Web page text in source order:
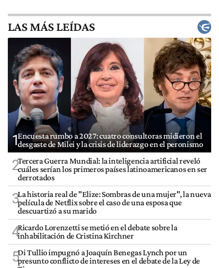
LAS MÁS LEÍDAS
1Encuesta rumbo a 2027: cuatro consultoras midieron el
desgaste de Milei y la crisis de liderazgo en el peronismo
2Tercera Guerra Mundial: la inteligencia artificial reveló
cuáles serían los primeros países latinoamericanos en ser
derrotados
3La historia real de "Elize: Sombras de una mujer", la nueva
película de Netflix sobre el caso de una esposa que
descuartizó a su marido
4Ricardo Lorenzetti se metió en el debate sobre la
inhabilitación de Cristina Kirchner
5Di Tullio impugnó a Joaquín Benegas Lynch por un
presunto conflicto de intereses en el debate de la Ley de